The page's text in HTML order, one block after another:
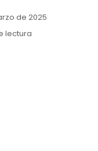
de 2025
lectura